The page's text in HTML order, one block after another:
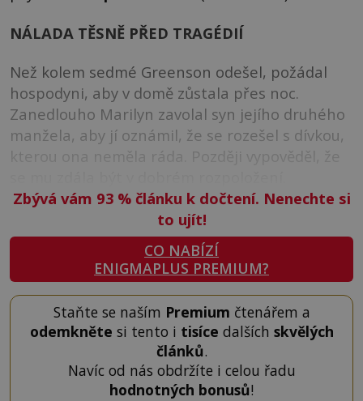
NÁLADA TĚSNĚ PŘED TRAGÉDIÍ
Než kolem sedmé Greenson odešel, požádal
hospodyni, aby v domě zůstala přes noc.
Zanedlouho Marilyn zavolal syn jejího druhého
manžela, aby jí oznámil, že se rozešel s dívkou,
kterou ona neměla ráda. Později vypověděl, že
Zbývá vám 93 %článku k dočtení. Nenechte si
to ujít!
CO NABÍZÍ
ENIGMAPLUS PREMIUM?
Staňte se naším Premium čtenářem a
odemkněte si tento i tisíce dalších skvělých
článků.
Navíc od nás obdržíte i celou řadu
hodnotných bonusů!